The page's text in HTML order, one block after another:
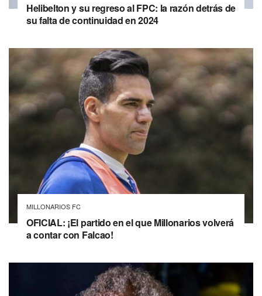
Helibelton y su regreso al FPC: la razón detrás de
su falta de continuidad en 2024
MILLONARIOS FC
OFICIAL: ¡El partido en el que Millonarios volverá
a contar con Falcao!